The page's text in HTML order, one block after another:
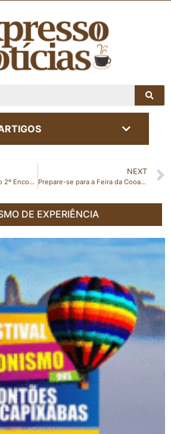
Mantenópolis recebe o 2º Encontro de Carros Antigos e o 1º Encontro de Motociclistas com muito Rock e Café!
NEXT
Prepare-se para a Feira da Cooabriel 2025!
DE EXPERIÊNCIA